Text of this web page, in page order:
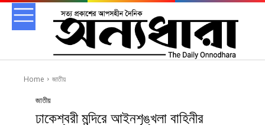
Home জাতীয়
জাতীয়
ঢাকেশ্বরী মন্দিরে আইনশৃঙ্খলা বাহিনীর